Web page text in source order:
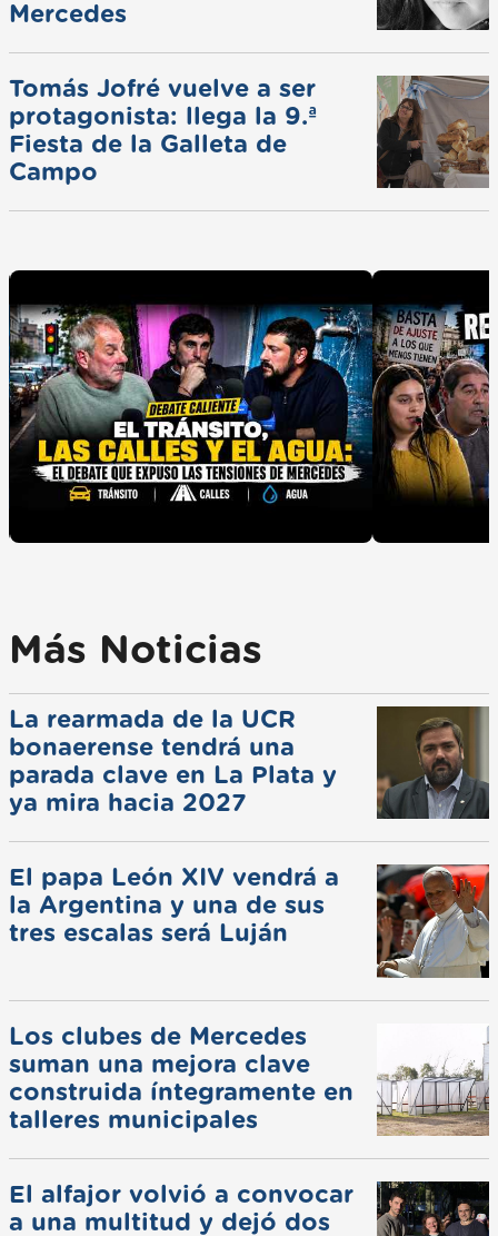
Mercedes
Tomás Jofré vuelve a ser
protagonista: llega la 9.ª
Fiesta de la Galleta de
Campo
Más Noticias
La rearmada de la UCR
bonaerense tendrá una
parada clave en La Plata y
ya mira hacia 2027
El papa León XIV vendrá a
la Argentina y una de sus
tres escalas será Luján
Los clubes de Mercedes
suman una mejora clave
construida íntegramente en
talleres municipales
El alfajor volvió a convocar
a una multitud y dejó dos